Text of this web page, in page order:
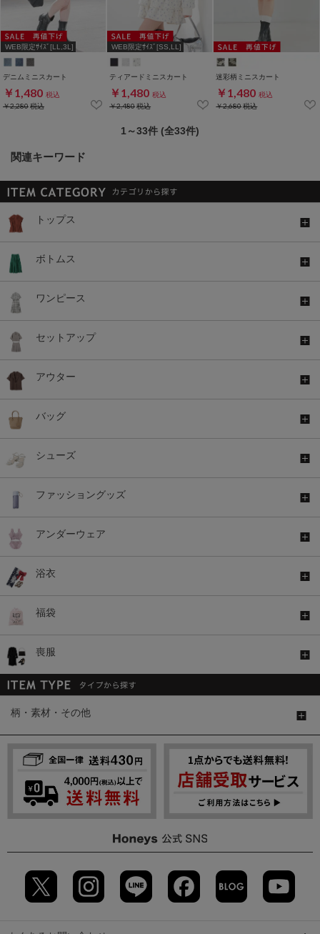
WEB限定ｻｲｽﾞ[LL,3L]
デニムミニスカート
￥1,480 税込
￥2,280税込
WEB限定ｻｲｽﾞ[SS,LL]
ティアードミニスカート
￥1,480 税込
￥2,480税込
迷彩柄ミニスカート
￥1,480 税込
￥2,680税込
1～33件 (全33件)
関連キーワード
トップス
ボトムス
ワンピース
セットアップ
アウター
バッグ
シューズ
ファッショングッズ
アンダーウェア
浴衣
福袋
喪服
柄・素材・その他